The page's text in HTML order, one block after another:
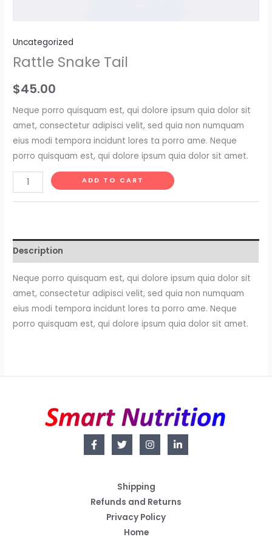
Uncategorized
Rattle Snake Tail
$45.00
Neque porro quisquam est, qui dolore ipsum quia dolor sit
amet, consectetur adipisci velit, sed quia non numquam
eius modi tempora incidunt lores ta porro ame. Neque
porro quisquam est, qui dolore ipsum quia dolor sit amet.
Rattle
Snake
ADD TO CART
Description
Neque porro quisquam est, qui dolore ipsum quia dolor sit
amet, consectetur adipisci velit, sed quia non numquam
eius modi tempora incidunt lores ta porro ame. Neque
porro quisquam est, qui dolore ipsum quia dolor sit amet.
Shipping
Refunds and Returns
Privacy Policy
Home